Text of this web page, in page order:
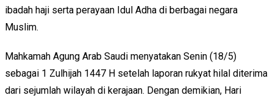
ibadah haji serta perayaan Idul Adha di berbagai negara
Muslim.
Mahkamah Agung Arab Saudi menyatakan Senin (18/5)
sebagai 1 Zulhijah 1447 H setelah laporan rukyat hilal diterima
dari sejumlah wilayah di kerajaan. Dengan demikian, Hari